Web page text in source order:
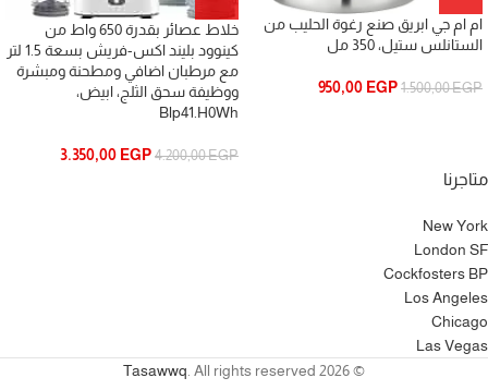
ام ام جي ابريق صنع رغوة الحليب من
الستانلس ستيل، 350 مل
1.500,00EGP
950,00 EGP
خلاط عصائر بقدرة 650 واط من
كينوود بليند اكس-فريش بسعة 1.5 لتر
مع مرطبان اضافي ومطحنة ومبشرة
ووظيفة سحق الثلج، ابيض،
Blp41.H0Wh
4.200,00EGP
3.350,00 EGP
متاجرنا
New York
London SF
Cockfosters BP
Los Angeles
Chicago
Las Vegas
© 2026
Tasawwq . All rights reserved